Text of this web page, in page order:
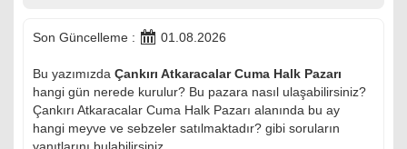
Son Güncelleme : 01.08.2026
Bu yazımızda Çankırı Atkaracalar Cuma Halk Pazarı
hangi gün nerede kurulur? Bu pazara nasıl ulaşabilirsiniz?
Çankırı Atkaracalar Cuma Halk Pazarı alanında bu ay
hangi meyve ve sebzeler satılmaktadır? gibi soruların